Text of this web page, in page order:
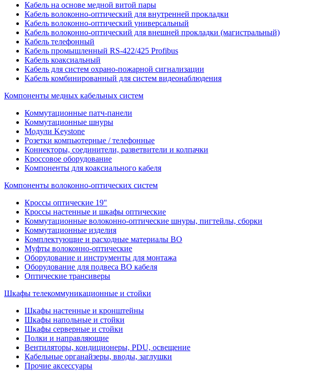
Кабель на основе медной витой пары
Кабель волоконно-оптический для внутренней прокладки
Кабель волоконно-оптический универсальный
Кабель волоконно-оптический для внешней прокладки (магистральный)
Кабель телефонный
Кабель промышленный RS-422/425 Profibus
Кабель коаксиальный
Кабель для систем охрано-пожарной сигнализации
Кабель комбинированный для систем видеонаблюдения
Компоненты медных кабельных систем
Коммутационные патч-панели
Коммутационные шнуры
Модули Keystone
Розетки компьютерные / телефонные
Коннекторы, соединители, разветвители и колпачки
Кроссовое оборудование
Компоненты для коаксиального кабеля
Компоненты волоконно-оптических систем
Кроссы оптические 19"
Кроссы настенные и шкафы оптические
Коммутационные волоконно-оптические шнуры, пигтейлы, сборки
Коммутационные изделия
Комплектующие и расходные материалы ВО
Муфты волоконно-оптические
Оборудование и инструменты для монтажа
Оборудование для подвеса ВО кабеля
Оптические трансиверы
Шкафы телекоммуникационные и стойки
Шкафы настенные и кронштейны
Шкафы напольные и стойки
Шкафы серверные и стойки
Полки и направляющие
Вентиляторы, кондиционеры, PDU, освещение
Кабельные органайзеры, вводы, заглушки
Прочие аксеcсуары